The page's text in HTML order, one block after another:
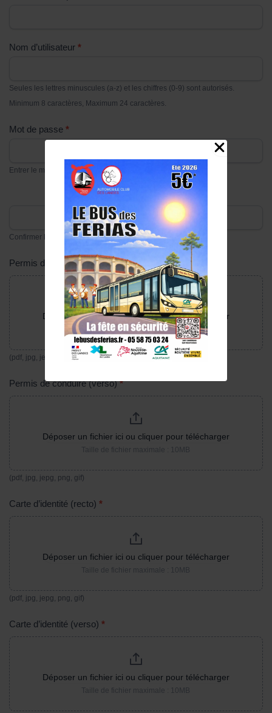
Nom d’utilisateur *
Seules les lettres minuscules (a-z) et les chiffres (0-9) sont autorisés.
Minimum 8 caractères, Maximum 24 caractères.
Mot de passe *
Entrer le mot de passe
Confirmer le mot de passe
Permis de conduire (recto)*
Déposer un fichier ici ou cliquer pour télécharger
Taille de fichier maximale : 10MB
(pdf, jpg, jepg, png, gif)
Permis de conduire (verso)*
Déposer un fichier ici ou cliquer pour télécharger
Taille de fichier maximale : 10MB
(pdf, jpg, jepg, png, gif)
Carte d’identité (recto) *
Déposer un fichier ici ou cliquer pour télécharger
Taille de fichier maximale : 10MB
(pdf, jpg, jepg, png, gif)
Carte d’identité (verso) *
Déposer un fichier ici ou cliquer pour télécharger
Taille de fichier maximale : 10MB